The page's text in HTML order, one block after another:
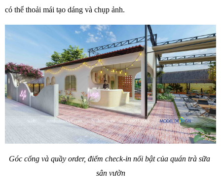
có thể thoải mái tạo dáng và chụp ảnh.
Góc cổng và quầy order, điểm check-in nổi bật của quán trà sữa
sân vườn